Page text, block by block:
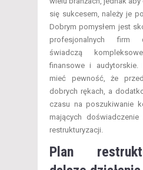
się sukcesem, należy je
Dobrym pomysłem jest
profesjonalnych firm
świadczą
finansowe i audytorskie.
mieć pewność, że
dobrych rękach, a
czasu na poszukiwanie
mających
restrukturyzacji.
Plan